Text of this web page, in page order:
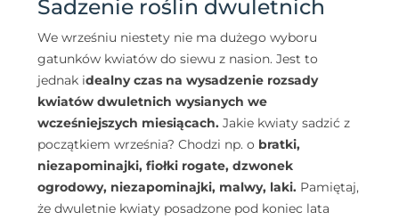
Sadzenie roślin dwuletnich
We wrześniu niestety nie ma dużego wyboru
gatunków kwiatów do siewu z nasion. Jest to
jednak idealny czas na wysadzenie rozsady
kwiatów dwuletnich wysianych we
wcześniejszych miesiącach. Jakie kwiaty sadzić z
początkiem września? Chodzi np. o bratki,
niezapominajki, fiołki rogate, dzwonek
ogrodowy, niezapominajki, malwy, laki. Pamiętaj,
że dwuletnie kwiaty posadzone pod koniec lata